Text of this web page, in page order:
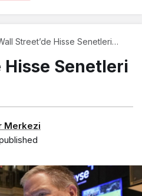
Street’de Hisse Senetleri
Hisse Senetleri
Merkezi